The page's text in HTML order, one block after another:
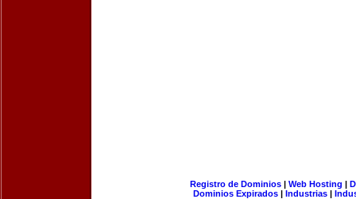
Registro de Dominios| Web Hosting |
Dominios Expirados | Industrias |